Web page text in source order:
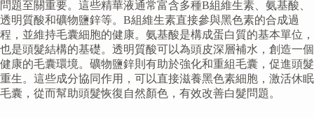
問題至關重要。這些精華液通常富含多種B組維生素、氨基酸、
透明質酸和礦物鹽鋅等。B組維生素直接參與黑色素的合成過
程，並維持毛囊細胞的健康。氨基酸是構成蛋白質的基本單位，
也是頭髮結構的基礎。透明質酸可以為頭皮深層補水，創造一個
健康的毛囊環境。礦物鹽鋅則有助於強化和重組毛囊，促進頭髮
重生。這些成分協同作用，可以直接滋養黑色素細胞，激活休眠
毛囊，從而幫助頭髮恢復自然顏色，有效改善白髮問題。